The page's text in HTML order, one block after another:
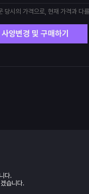
당시의 가격으로, 현재 가격과 다
사양변경 및 구매하기
다.
습니다.